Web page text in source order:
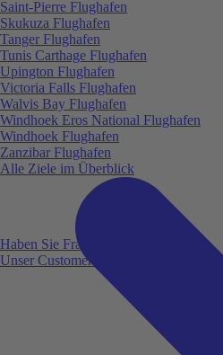
Haben Sie Fragen?
Unser Customer Service ist für Sie da!
Saint-Pierre Flughafen
Skukuza Flughafen
Tanger Flughafen
Tunis Carthage Flughafen
Upington Flughafen
Victoria Falls Flughafen
Walvis Bay Flughafen
Windhoek Eros National Flughafen
Windhoek Flughafen
Zanzibar Flughafen
Alle Ziele im Überblick